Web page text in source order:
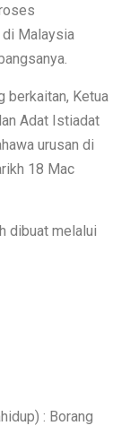
Malaysia
berkaitan, Ketua
Adat Istiadat
urusan di
18 Mac
dibuat melalui
: Borang